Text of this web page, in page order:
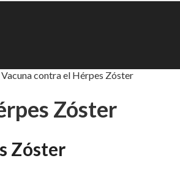
Vacuna contra el Hérpes Zóster
Zóster
Zóster